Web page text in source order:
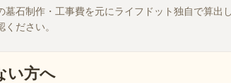
口コミの続きを読む
石制作・工事費を元にライフドット独自で算出
ださい。
い方へ